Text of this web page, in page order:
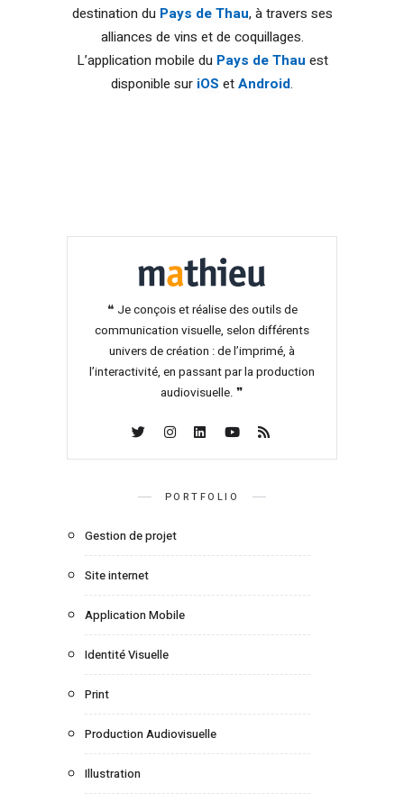
destination du Pays de Thau, à travers ses
alliances de vins et de coquillages.
L’application mobile du Pays de Thau est
disponible sur iOS etAndroid.
❝ Je conçois et réalise des outils de
communication visuelle, selon différents
univers de création : de l’imprimé, à
l’interactivité, en passant par la production
audiovisuelle. ❞
PORTFOLIO
Gestion de projet
Site internet
Application Mobile
Identité Visuelle
Print
Production Audiovisuelle
Illustration